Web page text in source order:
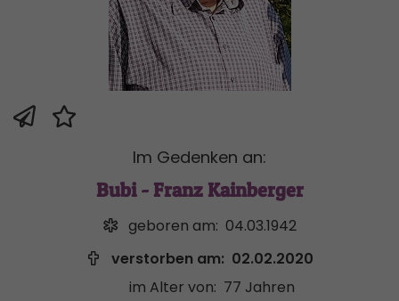
Im Gedenken an:
Bubi - Franz Kainberger
geboren am: 04.03.1942
verstorben am: 02.02.2020
im Alter von: 77 Jahren